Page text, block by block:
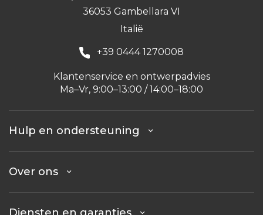
36053 Gambellara VI
Italië
+39 0444 1270008
Klantenservice en ontwerpadvies
Ma–Vr, 9:00–13:00 / 14:00–18:00
Hulp en ondersteuning
Over ons